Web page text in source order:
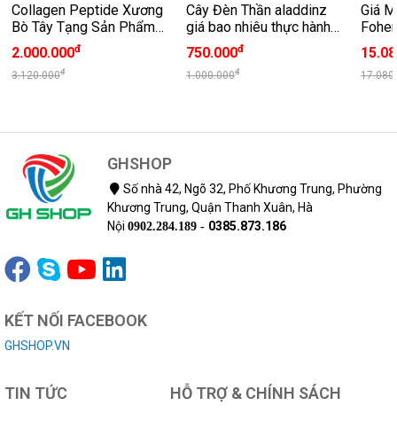
Collagen Peptide Xương
Bò Tây Tạng Sản Phẩm
Dinh Dưỡng Đột Phá Từ
Tây Tạng
2.000.000đ
3.120.000đ
Cây Đèn Thần aladdinz
giá bao nhiêu thực hành
phép màu LBO
750.000đ
1.000.000đ
Giá
Nhiêu
GHSHOP
Số nhà 42, Ngõ 32, Phố Khương Trung, Phường
Khương Trung, Quận Thanh Xuân, Hà
Nội 0902.284.189 - 0385.873.186
KẾT NỐI FACEBOOK
GHSHOP.VN
TIN TỨC HỖ TRỢ & CHÍNH SÁCH